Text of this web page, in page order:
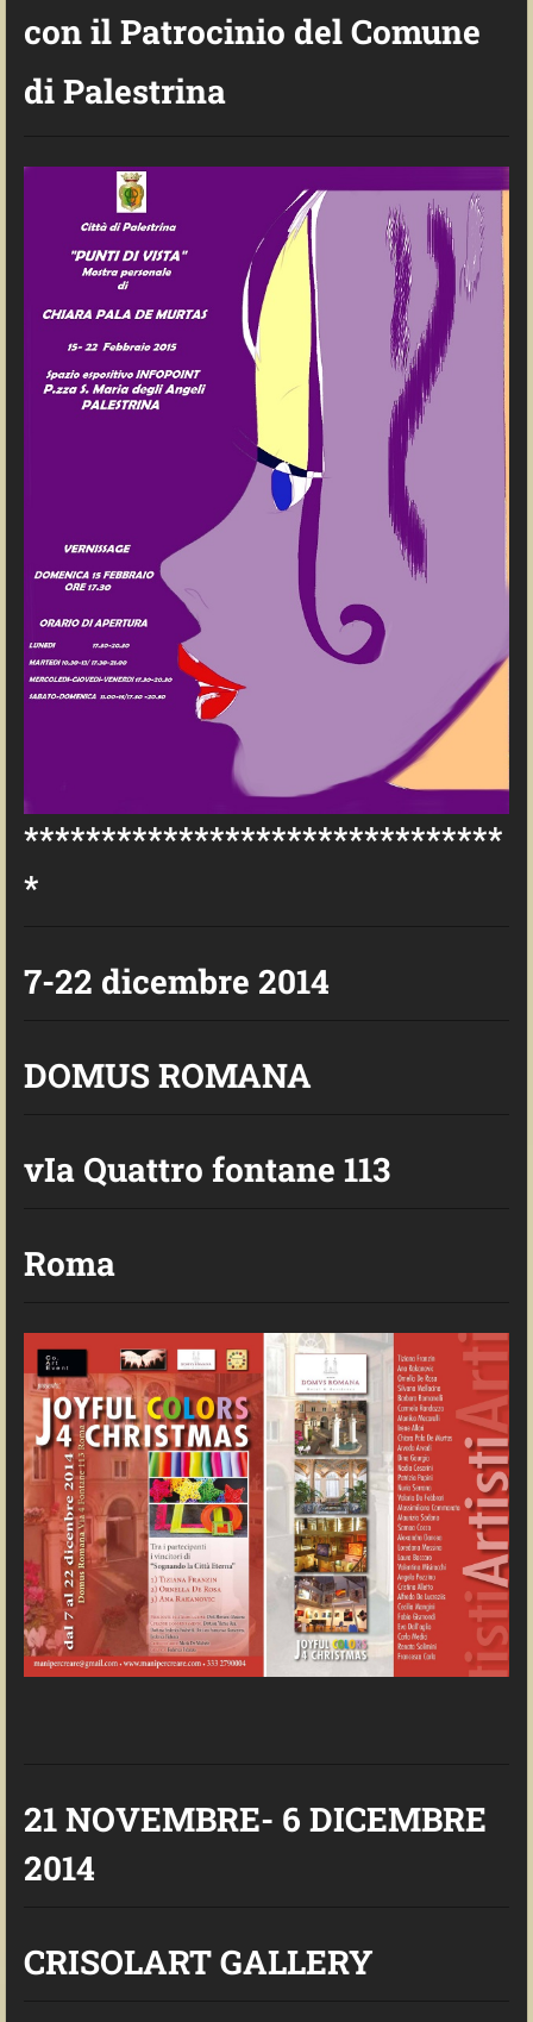
con il Patrocinio del Comune
di Palestrina
*******************************
*
7-22 dicembre 2014
DOMUS ROMANA
vIa Quattro fontane 113
Roma
21 NOVEMBRE- 6 DICEMBRE
2014
CRISOLART GALLERY